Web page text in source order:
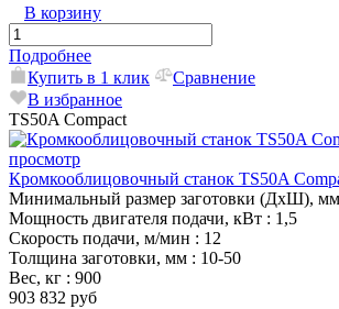
В корзину
Подробнее
Купить в 1 клик
Сравнение
В избранное
TS50A Compact
просмотр
Кромкооблицовочный станок TS50A
Минимальный размер заготовки (ДхШ), мм
Мощность двигателя подачи, кВт : 1,5
Скорость подачи, м/мин : 12
Толщина заготовки, мм : 10-50
Вес, кг : 900
903 832 руб